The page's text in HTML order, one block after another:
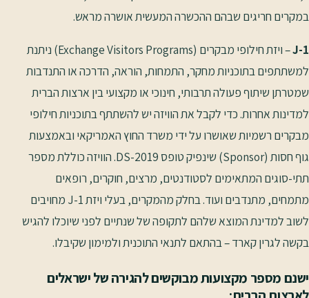
במקרים חריגים שבהם ההכשרה המעשית אושרה מראש.
J-1
– ויזת חילופי מבקרים (Exchange Visitors Programs) ניתנת
למשתתפים בתוכניות מחקר, התמחות, הוראה, הדרכה או התנדבות
שמטרתן שיתוף פעולה תרבותי, חינוכי או מקצועי בין ארצות הברית
למדינות אחרות. כדי לקבל את הוויזה יש להשתתף בתוכניות חילופי
מבקרים רשמיות שאושרו על ידי משרד החוץ האמריקאי ובאמצעות
גוף חסות (Sponsor) שינפיק טופס DS-2019. הוויזה כוללת מספר
תתי-סוגים המתאימים לסטודנטים, מרצים, חוקרים, רופאים
מתמחים, מתנדבים ועוד. בחלק מהמקרים, בעלי ויזת J-1 מחויבים
לשוב למדינת המוצא שלהם לתקופה של שנתיים לפני שיוכלו להגיש
בקשה לגרין קארד – בהתאם לתנאי התוכנית ולמימון שקיבלו.
ישנם מספר מקצועות מבוקשים להגירה של ישראלים